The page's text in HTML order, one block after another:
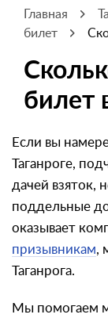
Главная
билет
билет
Если вы
Таганроге,
дачей взяток,
поддельные
оказывает
призывникам,
Таганрога.
Мы помогаем